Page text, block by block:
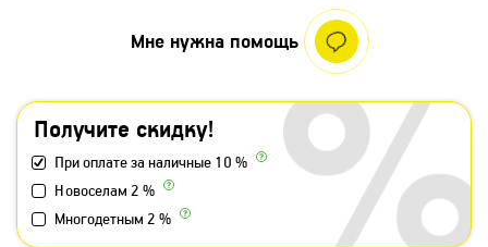
Получите скидку!
При оплате за наличные 10 %
Новоселам 2 %
Многодетным 2 %
Мне нужна помощь